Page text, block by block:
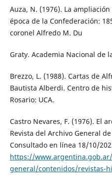
Auza, N. (1976). La
época de la Confederación:
coronel Alfredo M. Du
Graty. Academia Nacional de
Brezzo, L. (1988). Cartas de
Bautista Alberdi. Centro de
Rosario: UCA.
Castro Nevares, F. (1976). El
Revista del Archivo General
Consultado en línea 18/10/
https://
general/contenidos/revistas-